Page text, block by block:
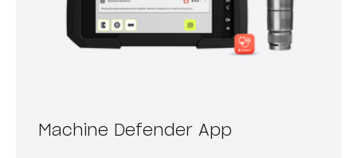
Machine Defender App